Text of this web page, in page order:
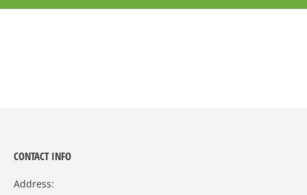
CONTACT INFO
Address: